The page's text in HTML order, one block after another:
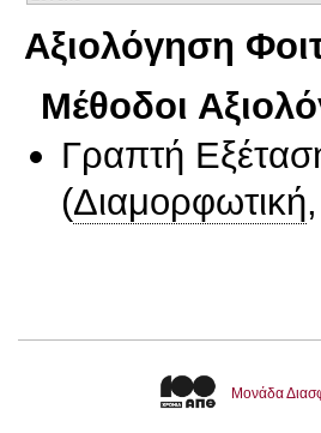
Αξιολόγηση
Μέθοδοι
Γραπτή
(Διαμορφωτική,
Μονάδα